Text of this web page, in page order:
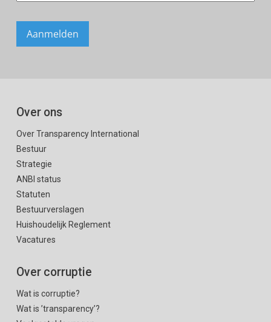
Over ons
Over Transparency International
Bestuur
Strategie
ANBI status
Statuten
Bestuurverslagen
Huishoudelijk Reglement
Vacatures
Over corruptie
Wat is corruptie?
Wat is ’transparency’?